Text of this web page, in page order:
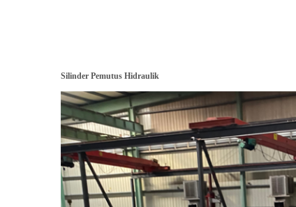
Silinder Pemutus Hidraulik